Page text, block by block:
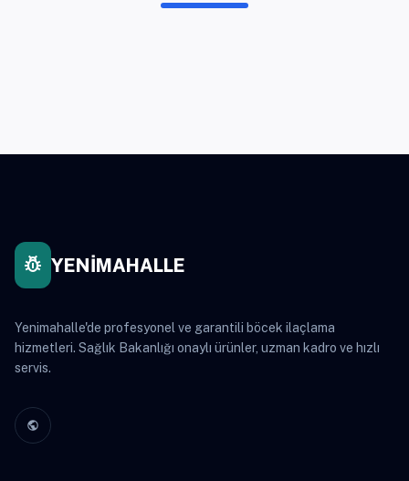
pest_control YENİMAHALLE
Yenimahalle'de profesyonel ve garantili böcek ilaçlama
hizmetleri. Sağlık Bakanlığı onaylı ürünler, uzman kadro ve hızlı
servis.
public